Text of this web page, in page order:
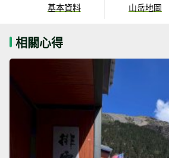
基本資料 山岳地圖
相關心得